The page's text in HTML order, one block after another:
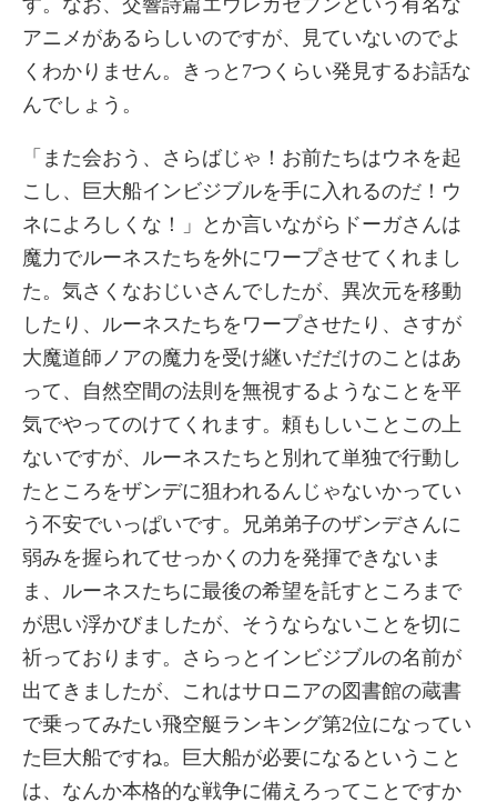
す。なお、交響詩篇エウレカセブンという有名な
アニメがあるらしいのですが、見ていないのでよ
くわかりません。きっと7つくらい発見するお話な
んでしょう。
「また会おう、さらばじゃ！お前たちはウネを起
こし、巨大船インビジブルを手に入れるのだ！ウ
ネによろしくな！」とか言いながらドーガさんは
魔力でルーネスたちを外にワープさせてくれまし
た。気さくなおじいさんでしたが、異次元を移動
したり、ルーネスたちをワープさせたり、さすが
大魔道師ノアの魔力を受け継いだだけのことはあ
って、自然空間の法則を無視するようなことを平
気でやってのけてくれます。頼もしいことこの上
ないですが、ルーネスたちと別れて単独で行動し
たところをザンデに狙われるんじゃないかってい
う不安でいっぱいです。兄弟弟子のザンデさんに
弱みを握られてせっかくの力を発揮できないま
ま、ルーネスたちに最後の希望を託すところまで
が思い浮かびましたが、そうならないことを切に
祈っております。さらっとインビジブルの名前が
出てきましたが、これはサロニアの図書館の蔵書
で乗ってみたい飛空艇ランキング第2位になってい
た巨大船ですね。巨大船が必要になるということ
は、なんか本格的な戦争に備えろってことですか